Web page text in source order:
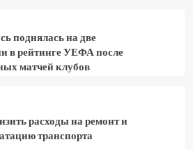
поднялась на две
в рейтинге УЕФА после
матчей клубов
расходы на ремонт и
транспорта